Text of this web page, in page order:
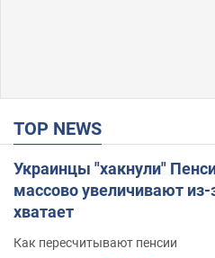
TOP NEWS
Украинцы "хакнули"
массово увеличивают из-
хватает
Как пересчитывают пенсии